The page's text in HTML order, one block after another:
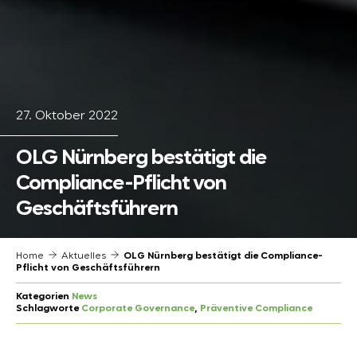
27. Oktober 2022
OLG Nürnberg bestätigt die
Compliance-Pflicht von
Geschäftsführern
Home Aktuelles
OLG Nürnberg bestätigt die Compliance-
Pflicht von Geschäftsführern
Kategorien News
Schlagworte Corporate Governance, Präventive Compliance